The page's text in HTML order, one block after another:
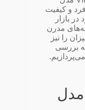
و کیفیت
بازار
مدرن
را نیز
بررسی
ماهیتابه گرانیت VIP مدل